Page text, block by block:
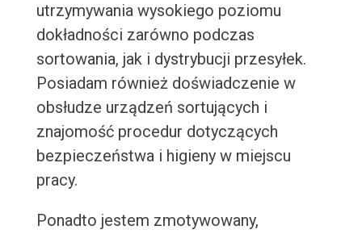
utrzymywania wysokiego poziomu
dokładności zarówno podczas
sortowania, jak i dystrybucji przesyłek.
Posiadam również doświadczenie w
obsłudze urządzeń sortujących i
znajomość procedur dotyczących
bezpieczeństwa i higieny w miejscu
pracy.
Ponadto jestem zmotywowany,